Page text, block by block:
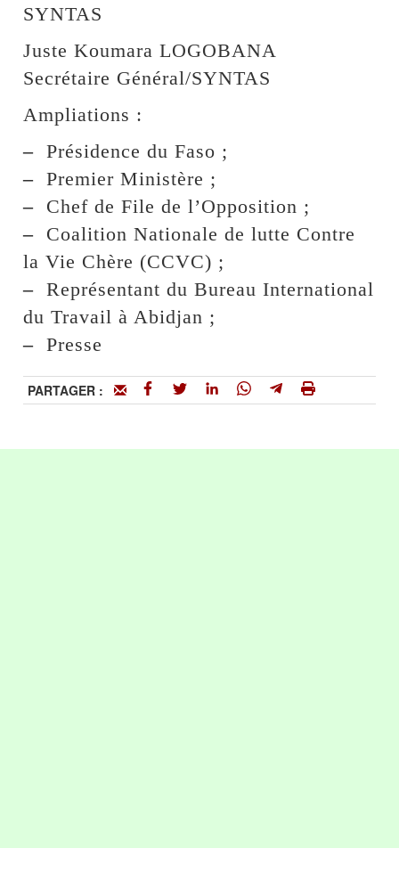
SYNTAS
Juste Koumara LOGOBANA
Secrétaire Général/SYNTAS
Ampliations :
– Présidence du Faso ;
– Premier Ministère ;
– Chef de File de l’Opposition ;
– Coalition Nationale de lutte Contre
la Vie Chère (CCVC) ;
– Représentant du Bureau International
du Travail à Abidjan ;
– Presse
PARTAGER :